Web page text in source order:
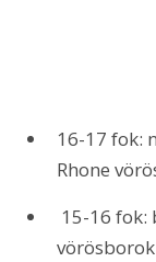
16-17 fok:
Rhone
vörösborok